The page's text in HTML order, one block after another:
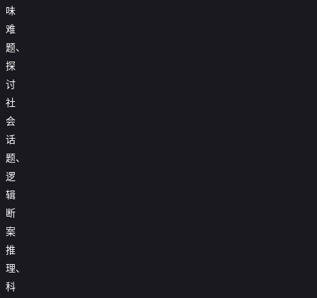
味
难
题、
探
讨
社
会
话
题、
逻
辑
断
案
推
理、
科